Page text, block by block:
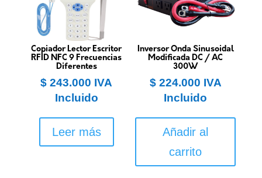
Copiador Lector Escritor
RFID NFC 9 Frecuencias
Diferentes
$ 243.000 IVA
Incluido
Leer más
Inversor Onda Sinusoidal
Modificada DC / AC
300W
$224.000 IVA
Incluido
Añadir al
carrito